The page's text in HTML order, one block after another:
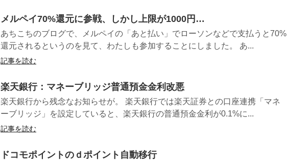
メルペイ70%還元に参戦、しかし上限が1000円…
あちこちのブログで、メルペイの「あと払い」でローソンなどで支払うと70%
還元されるというのを見て、わたしも参加することにしました。 あ...
記事を読む
楽天銀行：マネーブリッジ普通預金金利改悪
楽天銀行から残念なお知らせが。 楽天銀行では楽天証券との口座連携「マネ
ーブリッジ」を設定していると、楽天銀行の普通預金金利が0.1%に...
記事を読む
ドコモポイントのｄポイント自動移行